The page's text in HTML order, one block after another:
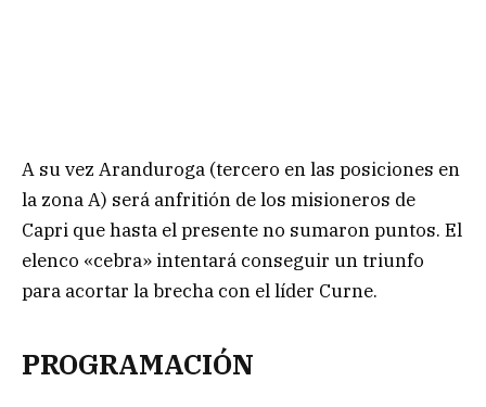
A su vez Aranduroga (tercero en las posiciones en
la zona A) será anfritión de los misioneros de
Capri que hasta el presente no sumaron puntos. El
elenco «cebra» intentará conseguir un triunfo
para acortar la brecha con el líder Curne.
PROGRAMACIÓN